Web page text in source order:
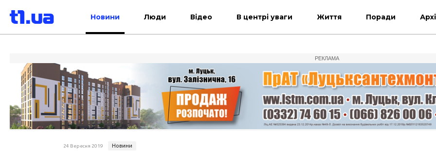
Новини Люди Відео В центрі уваги Життя Поради
РЕКЛАМА
24 Вересня 2019 Новини